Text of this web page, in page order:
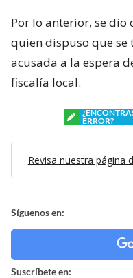
Por lo anterior, se dio
quien dispuso que se
acusada a la espera
fiscalía local.
ERROR?
Revisa nuestra página
Síguenos en:
Suscríbete en: